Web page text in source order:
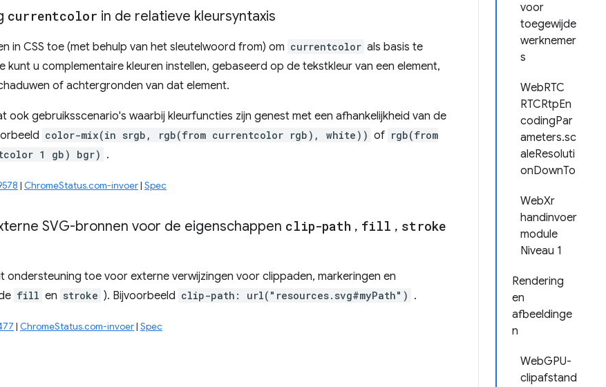
voor
toegewijde
werknemer
s
WebRTC
RTCRtpEn
codingPar
ameters.sc
aleResoluti
onDownTo
WebXr
handinvoer
module
Niveau 1
Rendering
en
afbeeldinge
n
WebGPU-
clipafstand
currentcolor in de relatieve kleursyntaxis
in CSS toe (met behulp van het sleutelwoord from) om currentcolor als basis te
kunt u complementaire kleuren instellen, gebaseerd op de tekstkleur van een element,
of achtergronden van dat element.
ook gebruiksscenario's waarbij kleurfuncties zijn genest met een afhankelijkheid van de
color-mix(in srgb, rgb(from currentcolor rgb), white)) of rgb(from
1 gb) bgr) .
| ChromeStatus.com-invoer| Spec
SVG-bronnen voor de eigenschappen clip-path , fill , stroke
ondersteuning toe voor externe verwijzingen voor clippaden, markeringen en
fill en stroke ). Bijvoorbeeld clip-path: url("resources.svg#myPath") .
| ChromeStatus.com-invoer| Spec